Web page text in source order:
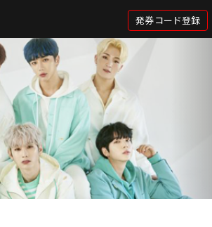
発券コード登録